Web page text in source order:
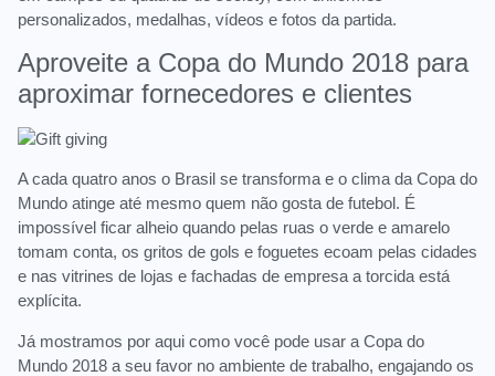
personalizados, medalhas, vídeos e fotos da partida.
Aproveite a Copa do Mundo 2018 para
aproximar fornecedores e clientes
A cada quatro anos o Brasil se transforma e o clima da Copa do
Mundo atinge até mesmo quem não gosta de futebol. É
impossível ficar alheio quando pelas ruas o verde e amarelo
tomam conta, os gritos de gols e foguetes ecoam pelas cidades
e nas vitrines de lojas e fachadas de empresa a torcida está
explícita.
Já mostramos por aqui como você pode usar a Copa do
Mundo 2018 a seu favor no ambiente de trabalho, engajando os